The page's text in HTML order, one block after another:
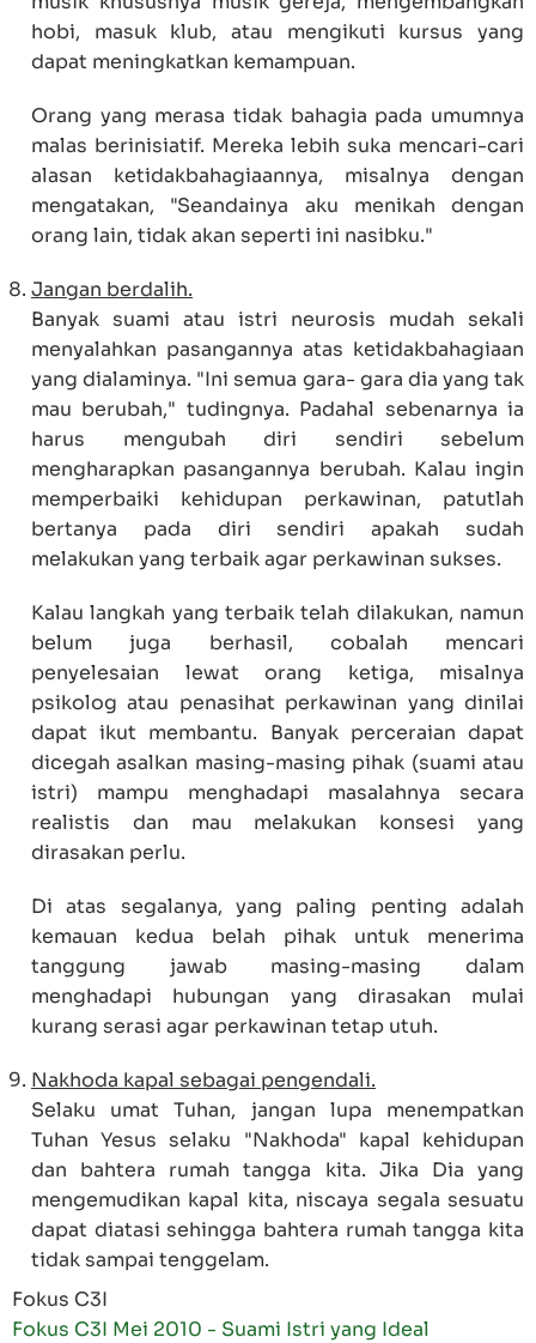
hobi, masuk klub, atau mengikuti kursus yang
dapat meningkatkan kemampuan.
Orang yang merasa tidak bahagia pada umumnya
malas berinisiatif. Mereka lebih suka mencari-cari
alasan ketidakbahagiaannya, misalnya dengan
mengatakan, "Seandainya aku menikah dengan
orang lain, tidak akan seperti ini nasibku."
Jangan berdalih.
Banyak suami atau istri neurosis mudah sekali
menyalahkan pasangannya atas ketidakbahagiaan
yang dialaminya. "Ini semua gara- gara dia yang tak
mau berubah," tudingnya. Padahal sebenarnya ia
harus mengubah diri sendiri sebelum
mengharapkan pasangannya berubah. Kalau ingin
memperbaiki kehidupan perkawinan, patutlah
bertanya pada diri sendiri apakah sudah
melakukan yang terbaik agar perkawinan sukses.
Kalau langkah yang terbaik telah dilakukan, namun
belum juga berhasil, cobalah mencari
penyelesaian lewat orang ketiga, misalnya
psikolog atau penasihat perkawinan yang dinilai
dapat ikut membantu. Banyak perceraian dapat
dicegah asalkan masing-masing pihak (suami atau
istri) mampu menghadapi masalahnya secara
realistis dan mau melakukan konsesi yang
dirasakan perlu.
Di atas segalanya, yang paling penting adalah
kemauan kedua belah pihak untuk menerima
tanggung jawab masing-masing dalam
menghadapi hubungan yang dirasakan mulai
kurang serasi agar perkawinan tetap utuh.
Nakhoda kapal sebagai pengendali.
Selaku umat Tuhan, jangan lupa menempatkan
Tuhan Yesus selaku "Nakhoda" kapal kehidupan
dan bahtera rumah tangga kita. Jika Dia yang
mengemudikan kapal kita, niscaya segala sesuatu
dapat diatasi sehingga bahtera rumah tangga kita
tidak sampai tenggelam.
Fokus C3I
Fokus C3I Mei 2010 - Suami Istri yang Ideal